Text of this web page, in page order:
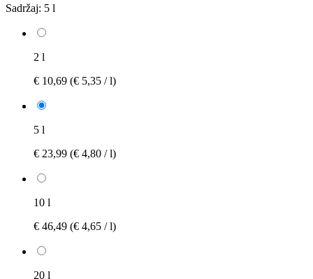
Sadržaj: 5 l
2 l
€ 10,69 (€ 5,35 / l)
5 l
€ 23,99 (€ 4,80 / l)
10 l
€ 46,49 (€ 4,65 / l)
20 l